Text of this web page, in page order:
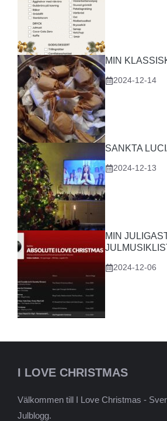
MIN
2024-12-14
SANKTA
2024-12-13
MIN
2024-12-06
I LOVE CHRISTMAS
Välkommen till I Love Christmas -
Julblogg.